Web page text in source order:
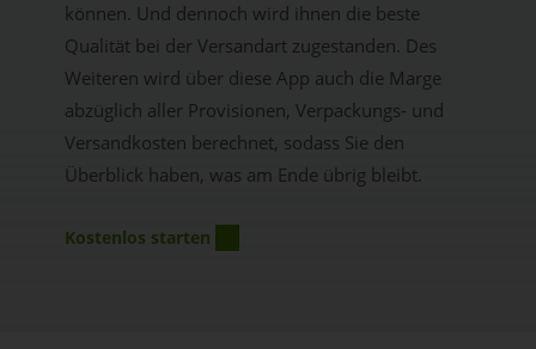
können. Und dennoch wird ihnen die beste
Qualität bei der Versandart zugestanden. Des
Weiteren wird über diese App auch die Marge
abzüglich aller Provisionen, Verpackungs- und
Versandkosten berechnet, sodass Sie den
Überblick haben, was am Ende übrig bleibt.
Kostenlos starten